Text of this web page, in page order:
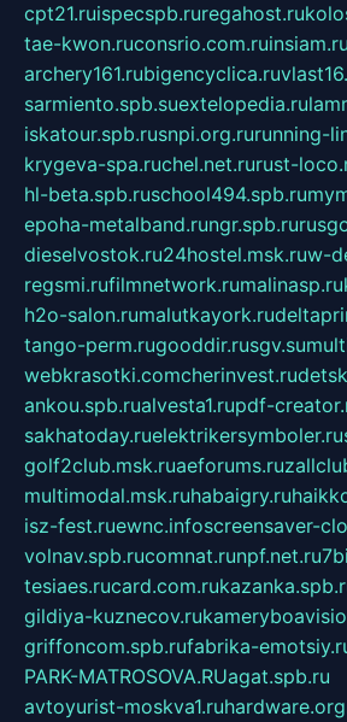
cpt21.ruispecspb.ruregahost.ru
tae-kwon.ruconsrio.com.ruinsiam.ru
archery161.rubigencyclica.ru
sarmiento.spb.suextelopedia.ru
iskatour.spb.rusnpi.org.rurunning-
krygeva-spa.ruchel.net.rurust-
hl-beta.spb.ruschool494.spb.ru
epoha-metalband.rungr.spb.ru
dieselvostok.ru24hostel.msk.ruw-
regsmi.rufilmnetwork.rumalinasp.ru
h2o-salon.rumalutkayork.ru
tango-perm.rugooddir.rusgv.su
webkrasotki.comcherinvest.ru
ankou.spb.rualvesta1.rupdf-
sakhatoday.ruelektrikersymboler.ru
golf2club.msk.ruaeforums.ru
multimodal.msk.ruhabaigry.ru
isz-fest.ruewnc.infoscreensaver-
volnav.spb.rucomnat.runpf.net.ru
tesiaes.rucard.com.ru
gildiya-kuznecov.ru
griffoncom.spb.rufabrika-
PARK-MATROSOVA.RUagat.spb.ru
avtoyurist-moskva1.ru